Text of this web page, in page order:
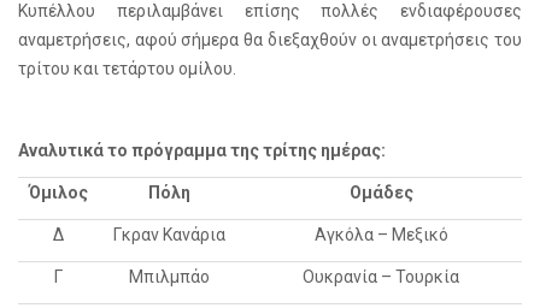
Κυπέλλου περιλαμβάνει επίσης πολλές ενδιαφέρουσες
αναμετρήσεις, αφού σήμερα θα διεξαχθούν οι αναμετρήσεις του
τρίτου και τετάρτου ομίλου.
Αναλυτικά το πρόγραμμα της τρίτης ημέρας:
Όμιλος Πόλη Ομάδες
Δ Γκραν Κανάρια Αγκόλα – Μεξικό
Γ Μπιλμπάο Ουκρανία – Τουρκία